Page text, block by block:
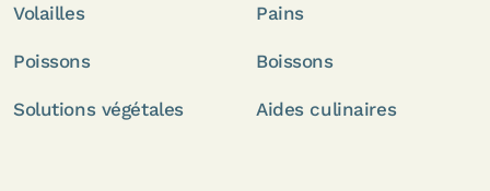
Volailles
Poissons
Solutions végétales
Pains
Boissons
Aides culinaires